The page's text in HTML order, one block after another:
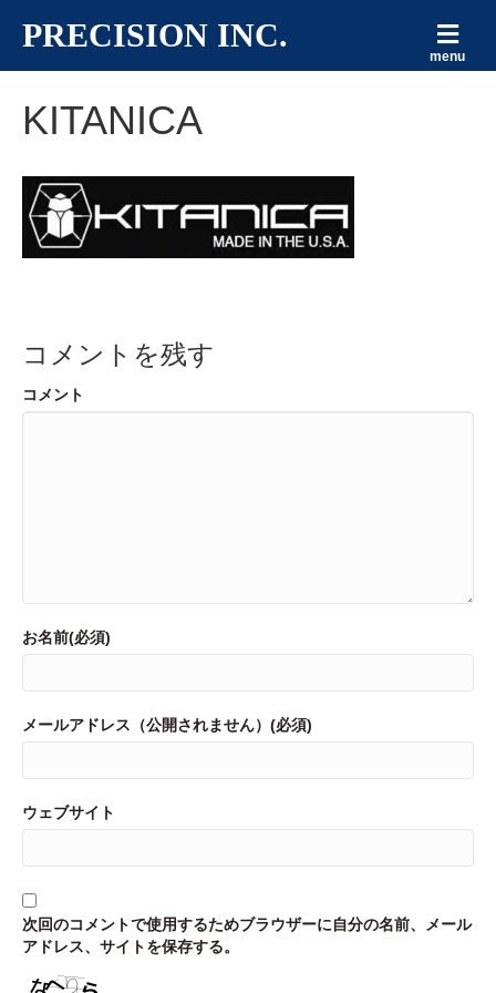
PRECISION INC. メ
ニ
ュ
menu
KITANICA
コメントを残す
コメント
お名前(必須)
メールアドレス（公開されません）(必須)
ウェブサイト
次回のコメントで使用するためブラウザーに自分の名前、メール
アドレス、サイトを保存する。